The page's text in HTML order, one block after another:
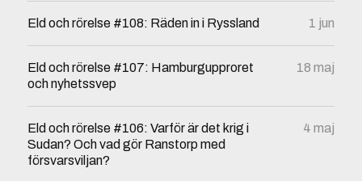
Eld och rörelse #108: Räden in i Ryssland 1 jun
Eld och rörelse #107: Hamburgupproret
och nyhetssvep
18 maj
Eld och rörelse #106: Varför är det krig i
Sudan? Och vad gör Ranstorp med
försvarsviljan?
4 maj